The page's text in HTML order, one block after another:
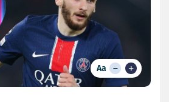
Aa